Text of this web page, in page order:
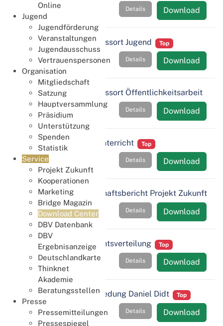
Online
Jugend
Jugendförderung
Veranstaltungen
Jugendausschuss
Vertrauenspersonen
Organisation
Mitgliedschaft
Satzung
Hauptversammlung
Präsidium
Unterstützung
Spenden
Statistik
Service
Projekt Zukunft
Kooperationen
Marketing
Bridge Magazin
Download Center
DBV Datenbank
DBV
Ergebnisanzeige
Deutschlandkarte
Thinknet
Akademie
Beratungsstellen
Presse
Pressemitteilungen
Pressespiegel
Download
Details
JHV 2026 - Bericht Ressort Jugend Top
Download
Details
JHV 2026 - Bericht Ressort Öffentlichkeitsarbeit
Top
Download
Details
JHV 2026 - Ressort Unterricht Top
Download
Details
JHV 2026 - Rechenschaftsbericht Projekt Zukunft
Top
Download
Details
JHV 2026 - Stimmrechtsverteilung Top
Download
Details
JHV 2026 - Verabschiedung Daniel Didt Top
Download
Details